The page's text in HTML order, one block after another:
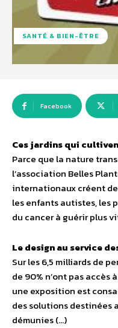
SANTÉ & BIEN-ÊTRE
Facebook
Ces jardins qui
Parce que la nature
l’association Belles
internationaux créent
les enfants autistes, les
du cancer à guérir plus
Le design au service
Sur les 6,5 milliards de
de 90% n’ont pas accès
une exposition est
des solutions destinées
démunies (…)